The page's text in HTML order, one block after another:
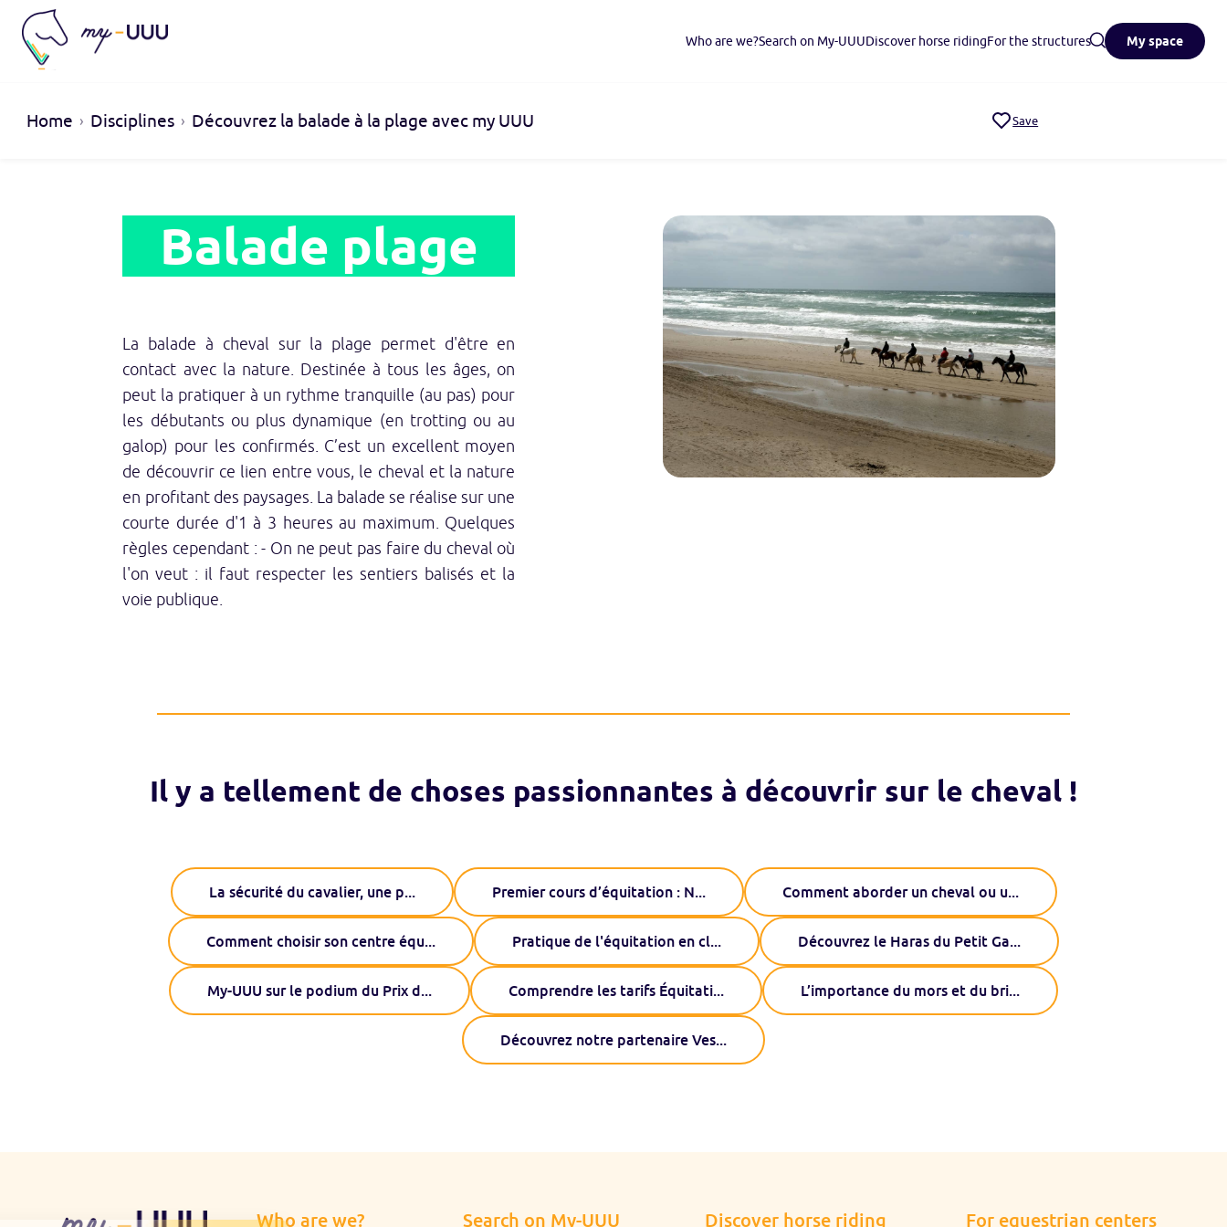
Who are we?Search on My-UUUDiscover horse ridingFor the structures My space
Home Disciplines Découvrez la balade à la plage avec my UUU Save
Balade plage
La balade à cheval sur la plage permet d'être en
contact avec la nature. Destinée à tous les âges, on
peut la pratiquer à un rythme tranquille (au pas) pour
les débutants ou plus dynamique (en trotting ou au
galop) pour les confirmés. C’est un excellent moyen
de découvrir ce lien entre vous, le cheval et la nature
en profitant des paysages. La balade se réalise sur une
courte durée d'1 à 3 heures au maximum. Quelques
règles cependant : - On ne peut pas faire du cheval où
l'on veut : il faut respecter les sentiers balisés et la
voie publique.
Il y a tellement de choses passionnantes à découvrir sur le cheval !
La sécurité du cavalier, une p... Premier cours d’équitation : N... Comment aborder un cheval ou u...
Comment choisir son centre équ... Pratique de l'équitation en cl... Découvrez le Haras du Petit Ga...
My-UUU sur le podium du Prix d... Comprendre les tarifs Équitati... L’importance du mors et du bri...
Découvrez notre partenaire Ves...
Who are we? Search on My-UUU Discover horse riding For equestrian centers